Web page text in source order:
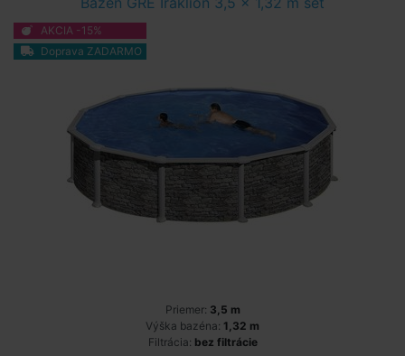
AKCIA -15%
Doprava ZADARMO
Priemer: 3,5 m
Výška bazéna: 1,32 m
Filtrácia: bez filtrácie